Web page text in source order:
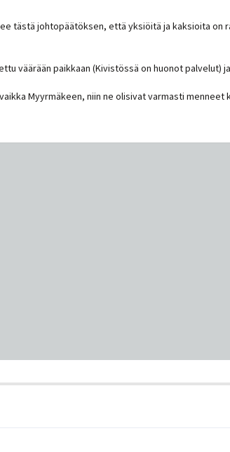
tästä johtopäätöksen, että yksiöitä ja kaksioita on
väärään paikkaan (Kivistössä on huonot palvelut)
Myyrmäkeen, niin ne olisivat varmasti menneet